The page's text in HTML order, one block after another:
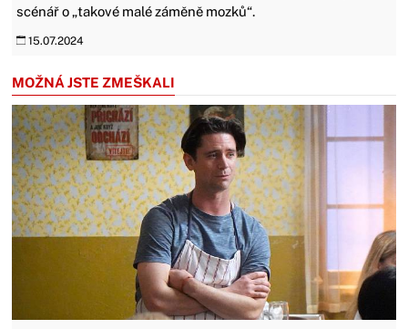
scénář o „takové malé záměně mozků“.
15.07.2024
MOŽNÁ JSTE ZMEŠKALI